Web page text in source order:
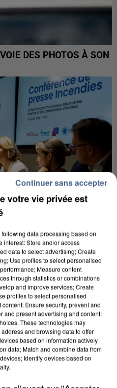
DES PHOTOS À SON
LANCE UN ÉLAN
votre vie privée est
following data processing based on
interest: Store and/or access
data to select advertising; Create
Use profiles to select personalised
Measure content
through statistics or combinations
and improve services; Create
profiles to select personalised
Ensure security, prevent and
and present advertising and content;
These technologies may
and browsing data to offer
based on information actively
data; Match and combine data from
Identify devices based on
Continuer sans accepter